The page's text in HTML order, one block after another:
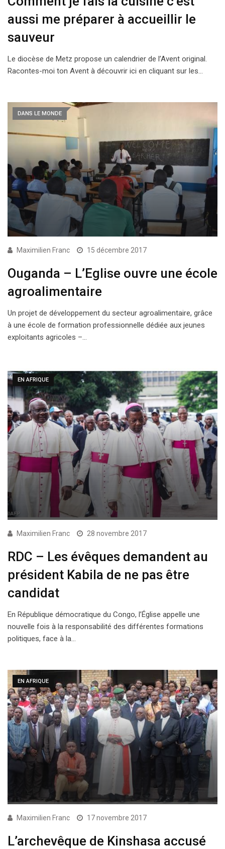
aussi me préparer à accueillir le
sauveur
Le diocèse de Metz propose un calendrier de l’Avent original.
Racontes-moi ton Avent à découvrir ici en cliquant sur les…
DANS LE MONDE
Maximilien Franc 15 décembre 2017
Ouganda – L’Eglise ouvre une école
agroalimentaire
Un projet de développement du secteur agroalimentaire, grâce
à une école de formation professionnelle dédiée aux jeunes
exploitants agricoles –…
EN AFRIQUE
Maximilien Franc 28 novembre 2017
RDC – Les évêques demandent au
président Kabila de ne pas être
candidat
En République démocratique du Congo, l’Église appelle une
nouvelle fois à la responsabilité des différentes formations
politiques, face à la…
EN AFRIQUE
Maximilien Franc 17 novembre 2017
L’archevêque de Kinshasa accusé